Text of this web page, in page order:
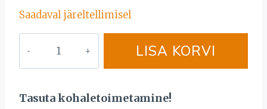
8331,00 €.
Saadaval järeltellimisel
585
LISA KORVI
Tasuta kohaletoimetamine!